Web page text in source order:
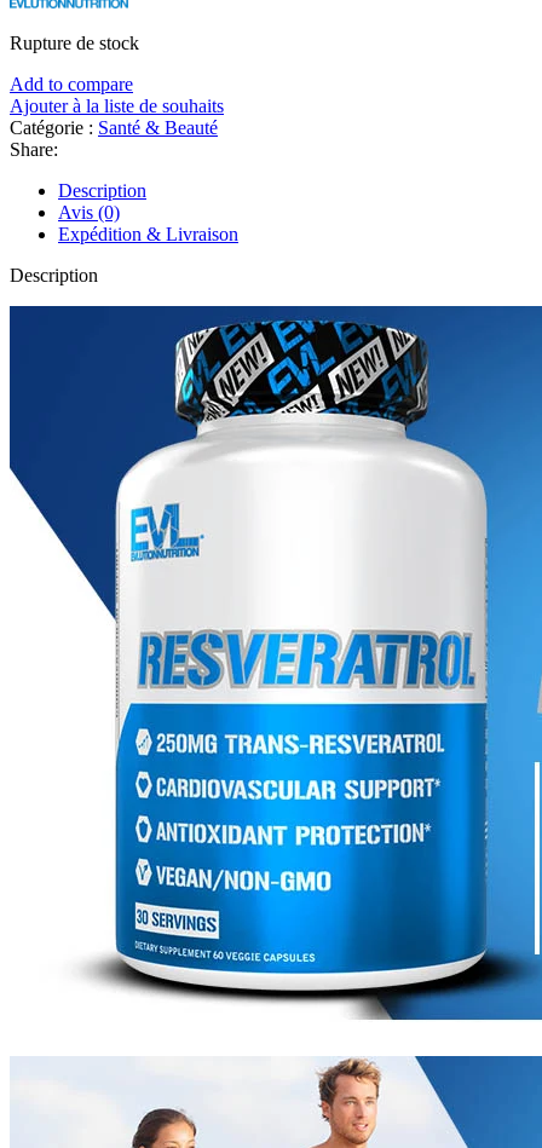
Rupture de stock
Add to compare
Ajouter à la liste de souhaits
Catégorie : Santé & Beauté
Share:
Description
Avis (0)
Expédition & Livraison
Description